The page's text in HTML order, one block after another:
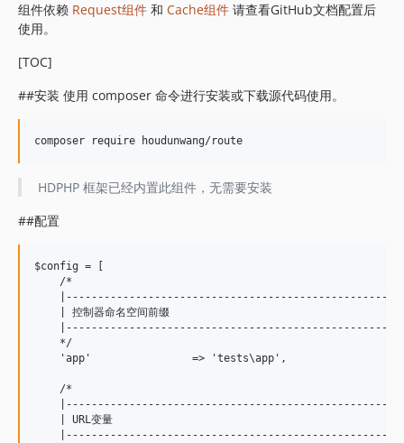
组件依赖 Request组件 和 Cache组件 请查看GitHub文档配置后
使用。
[TOC]
##安装 使用 composer 命令进行安装或下载源代码使用。
HDPHP 框架已经内置此组件，无需要安装
##配置
$config = [
    /*
    | 控制器命名空间前缀
    */
    'app'                => 'tests\app',
    /*
    | URL变量